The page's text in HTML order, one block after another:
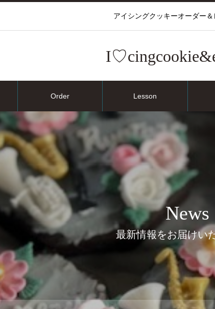
アイシングクッキーオーダー
Order Lesson
News
最新情報をお届けい